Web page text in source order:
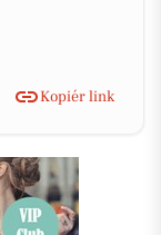
Kopiér link